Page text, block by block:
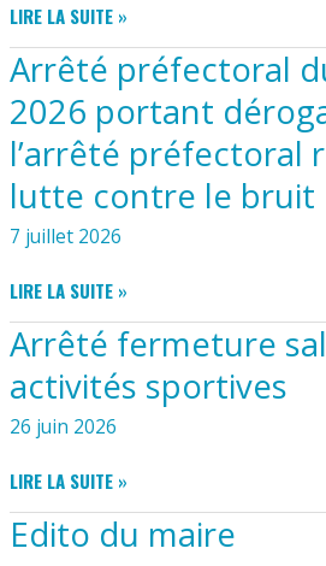
ROUTE
DE
MONGRÉ
ARRÊTÉ
TRAVAUX
RESE
ROUTE
DE
LA
MARTINIÈRE
COMPTER
DU
07
SEPTEMBRE
2026
LIRE LA SUITE »
Arrêté préfectoral
2026 portant
l’arrêté préfectoral
lutte contre le bruit
7 juillet 2026
ARRÊTÉ
PRÉFECTORAL
DU
JUILLET
2026
DÉROGATION
L’ARRÊTÉ
PRÉFECTORAL
LIRE LA SUITE »
Arrêté fermeture
activités sportives
26 juin 2026
ARRÊTÉ
FERMETURE
SALLES
LIRE LA SUITE »
Edito du maire